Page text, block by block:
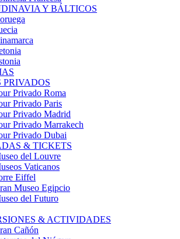
Y BÁLTICOS
PRIVADOS
Privado Roma
Privado Paris
Privado Madrid
Privado Marrakech
Privado Dubai
& TICKETS
del Louvre
Vaticanos
Eiffel
Museo Egipcio
del Futuro
& ACTIVIDADES
Cañón